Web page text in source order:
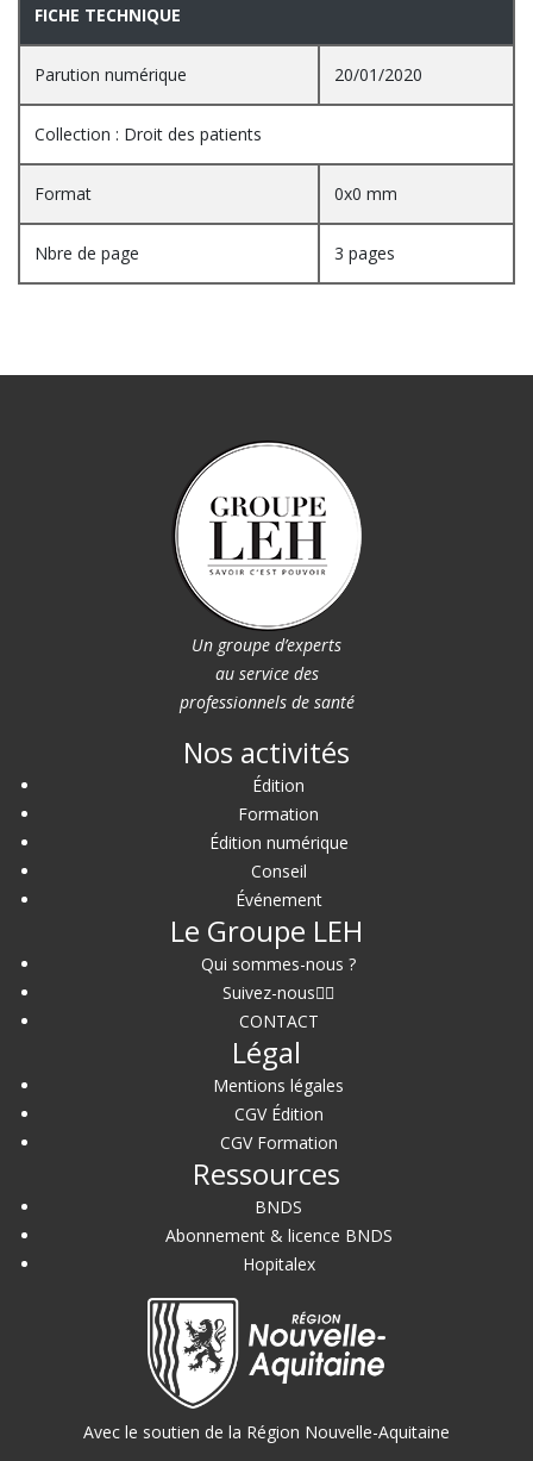
FICHE TECHNIQUE
Parution numérique 20/01/2020
Collection : Droit des patients
Format 0x0 mm
Nbre de page 3 pages
Un groupe d’experts
au service des
professionnels de santé
Nos activités
Édition
Formation
Édition numérique
Conseil
Événement
Le Groupe LEH
Qui sommes-nous ?
Suivez-nous
CONTACT
Légal
Mentions légales
CGV Édition
CGV Formation
Ressources
BNDS
Abonnement & licence BNDS
Hopitalex
Avec le soutien de la Région Nouvelle-Aquitaine